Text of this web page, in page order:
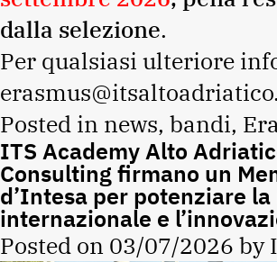
dalla selezione.
Per qualsiasi ulteriore
Posted in news, bandi,
ITS Academy Alto
Consulting firmano un
d’Intesa per potenziare
internazionale e
Posted on 03/07/2026 by